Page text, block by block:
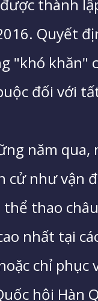
thành
Quyết
"khó khăn"
đối với
năm
cử như vận
thao
nhất tại
chỉ
hội Hàn